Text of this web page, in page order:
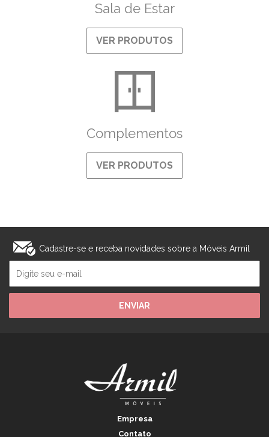
Sala de Estar
VER PRODUTOS
Complementos
VER PRODUTOS
Cadastre-se e receba novidades sobre a Móveis Armil
ENVIAR
Empresa
Contato